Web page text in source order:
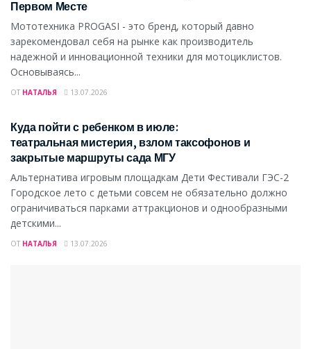
Первом Месте
Мототехника PROGASI - это бренд, который давно
зарекомендовал себя на рынке как производитель
надежной и инновационной техники для мотоциклистов.
Основываясь...
ОТ НАТАЛЬЯ 13.07.2026
Куда пойти с ребенком в июле:
театральная мистерия, взлом таксофонов и
закрытые маршруты сада МГУ
Альтернатива игровым площадкам Дети Фестивали ГЭС-2
Городское лето с детьми совсем не обязательно должно
ограничиваться парками аттракционов и однообразными
детскими...
ОТ НАТАЛЬЯ 13.07.2026